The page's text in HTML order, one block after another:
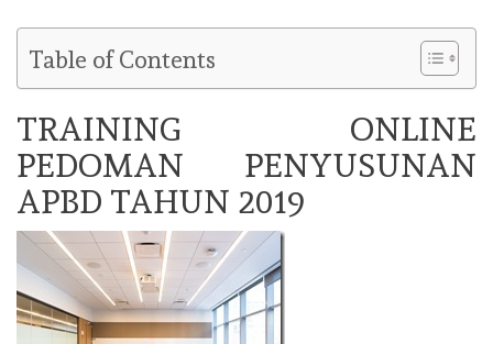
Table of Contents
TRAINING ONLINE
PEDOMAN PENYUSUNAN
APBD TAHUN 2019